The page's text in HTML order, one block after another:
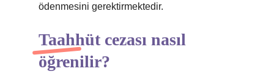
ödenmesini gerektirmektedir.
Taahhüt cezası nasıl
öğrenilir?